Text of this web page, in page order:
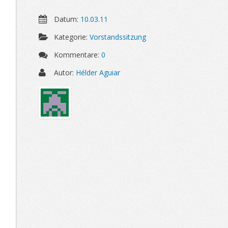
Datum: 10.03.11
Kategorie:Vorstandssitzung
Kommentare:0
Autor: Hélder Aguiar